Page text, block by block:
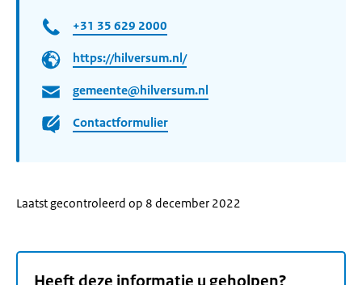
+31 35 629 2000
https://hilversum.nl/
gemeente@hilversum.nl
Contactformulier
Laatst gecontroleerd op 8 december 2022